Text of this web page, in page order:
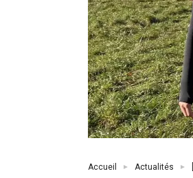
Fil
Accueil Actualités